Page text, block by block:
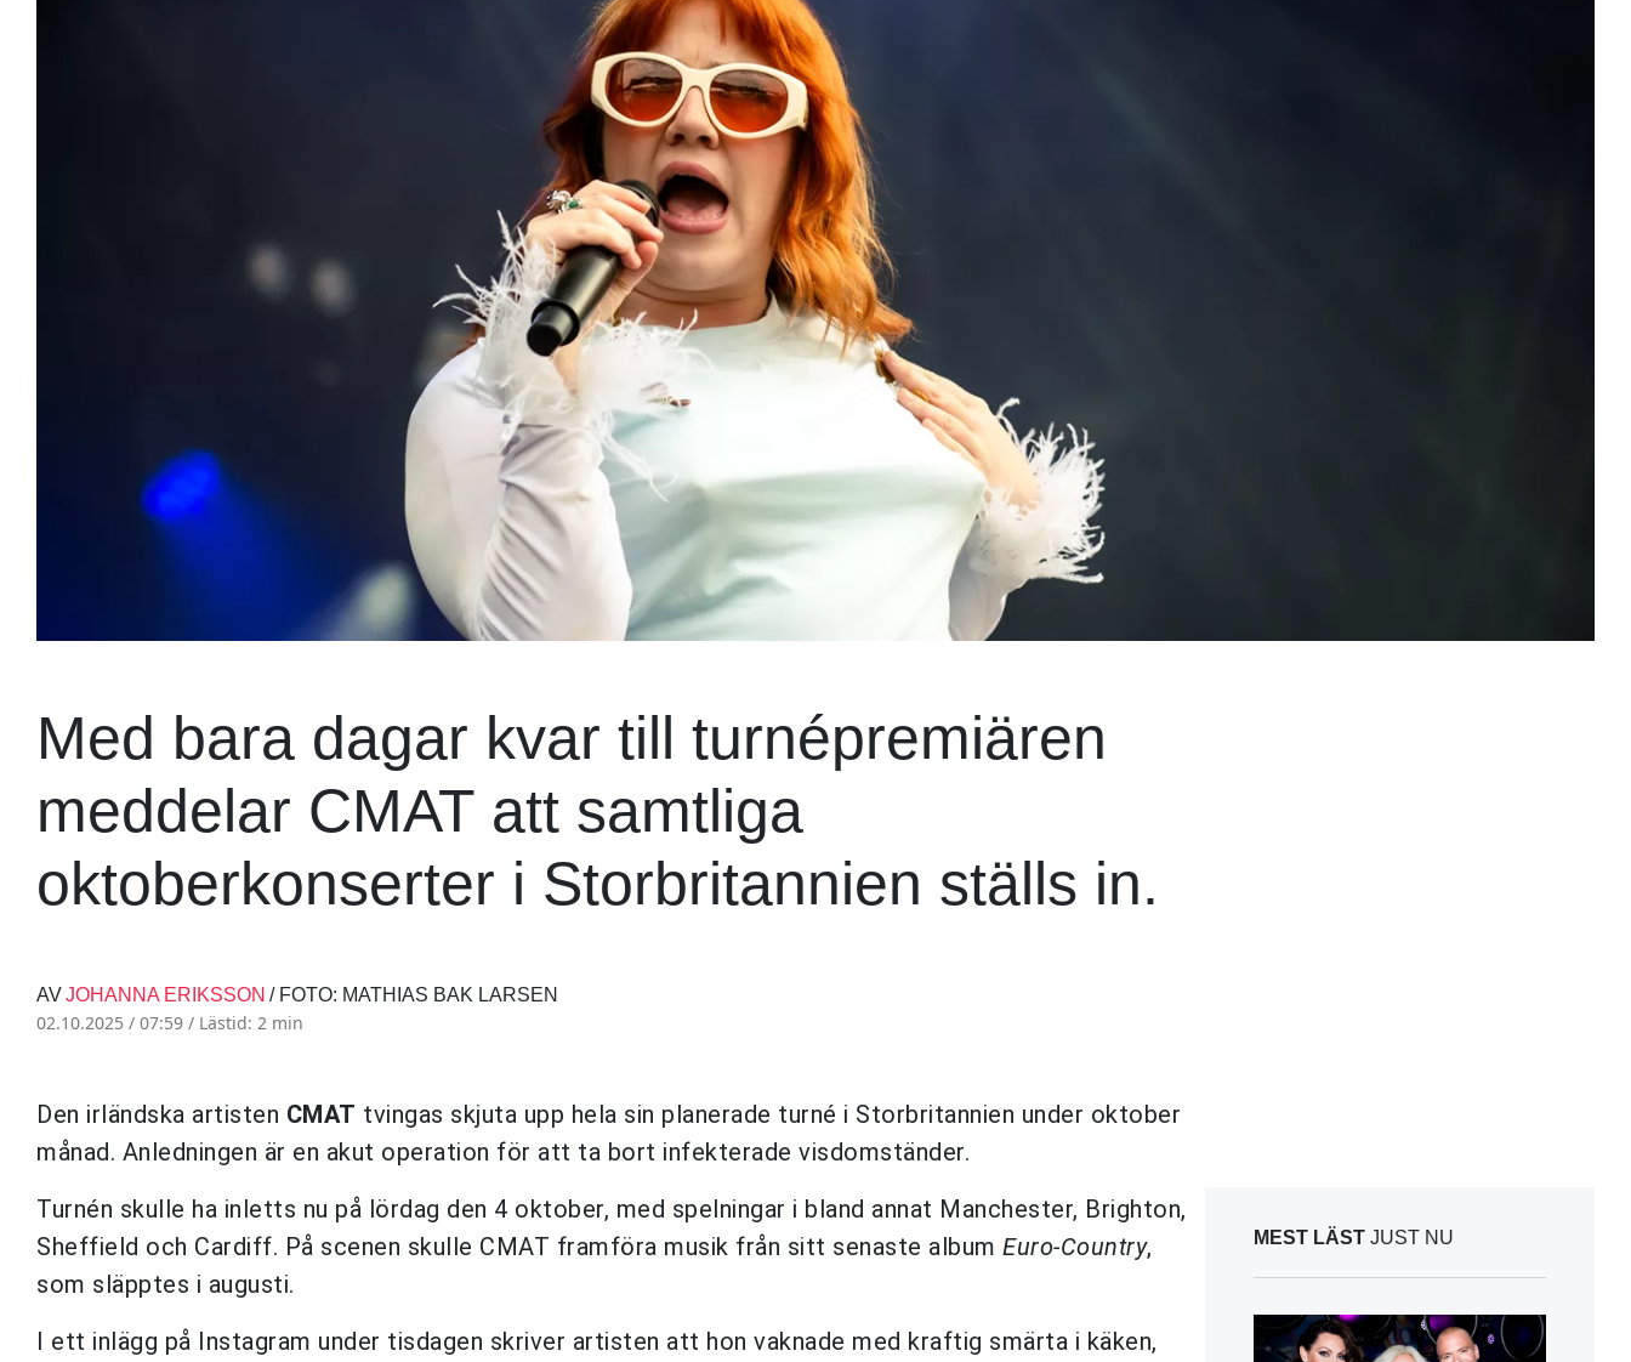
Med bara dagar kvar till turnépremiären
meddelar CMAT att samtliga
oktoberkonserter i Storbritannien ställs in.
AVJOHANNA ERIKSSON / FOTO: MATHIAS BAK LARSEN
02.10.2025 / 07:59 / Lästid: 2 min
Den irländska artisten CMAT tvingas skjuta upp hela sin planerade turné i Storbritannien under oktober
månad. Anledningen är en akut operation för att ta bort infekterade visdomständer.
Turnén skulle ha inletts nu på lördag den 4 oktober, med spelningar i bland annat Manchester, Brighton,
Sheffield och Cardiff. På scenen skulle CMAT framföra musik från sitt senaste album Euro-Country,
som släpptes i augusti.
I ett inlägg på Instagram under tisdagen skriver artisten att hon vaknade med kraftig smärta i käken,
MEST LÄST JUST NU